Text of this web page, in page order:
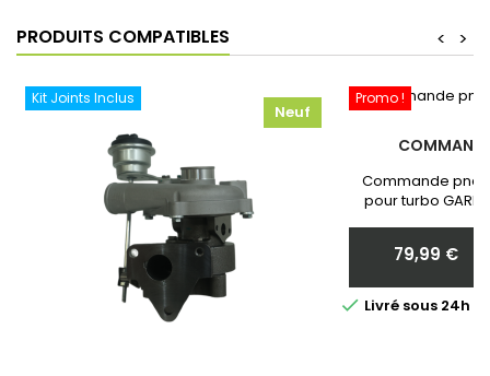
PRODUITS COMPATIBLES >
<
Kit Joints Inclus
Neuf
Promo !
Commande
pour turbo
Prix
79,99 €
 Livré sous 24h